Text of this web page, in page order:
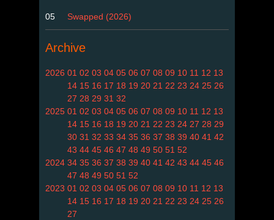
05 Swapped (2026)
Archive
2026 01 02 03 04 05 06 07 08 09 10 11 12 13
14 15 16 17 18 19 20 21 22 23 24 25 26
27 28 29 31 32
2025 01 02 03 04 05 06 07 08 09 10 11 12 13
14 15 16 18 19 20 21 22 23 24 27 28 29
30 31 32 33 34 35 36 37 38 39 40 41 42
43 44 45 46 47 48 49 50 51 52
2024 34 35 36 37 38 39 40 41 42 43 44 45 46
47 48 49 50 51 52
2023 01 02 03 04 05 06 07 08 09 10 11 12 13
14 15 16 17 18 19 20 21 22 23 24 25 26
27